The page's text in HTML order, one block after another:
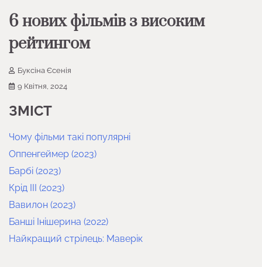
6 нових фільмів з високим
рейтингом
Буксіна Єсенія
9 Квітня, 2024
ЗМІСТ
Чому фільми такі популярні
Оппенгеймер (2023)
Барбі (2023)
Крід III (2023)
Вавилон (2023)
Банші Інішерина (2022)
Найкращий стрілець: Маверік